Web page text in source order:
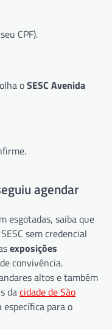
CPF).
oSESC Avenida
agendar
esgotadas, saiba que
sem credencial
exposições
convivência.
altos e também
dacidade de São
específica para o